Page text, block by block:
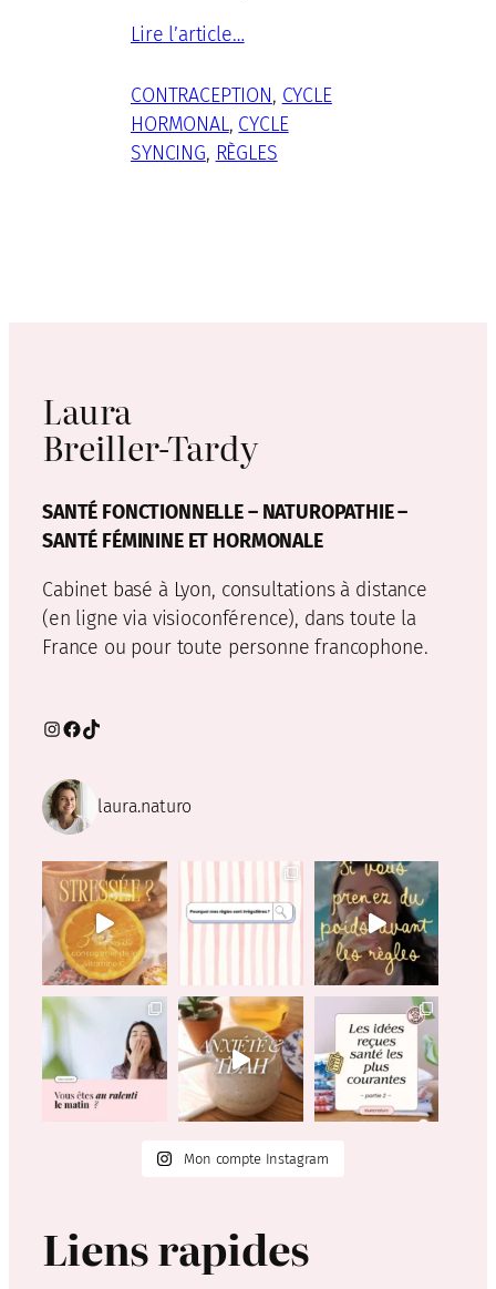
Lire l’article…
CONTRACEPTION, CYCLE
HORMONAL, CYCLE
SYNCING, RÈGLES
Laura
Breiller-Tardy
SANTÉ FONCTIONNELLE – NATUROPATHIE –
SANTÉ FÉMININE ET HORMONALE
Cabinet basé à Lyon, consultations à distance
(en ligne via visioconférence), dans toute la
France ou pour toute personne francophone.
Instagram Facebook TikTok
laura.naturo
Mon compte Instagram
Liens rapides